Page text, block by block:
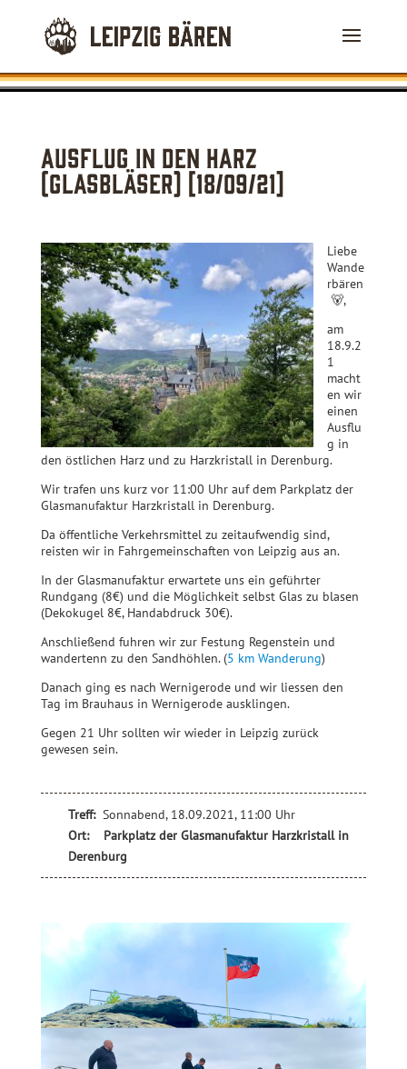
Ausflug in den Harz
(Glasbläser) [18/09/21]
Liebe
Wande
rbären
🐻,
am
18.9.2
1
macht
en wir
einen
Ausflu
g in
den östlichen Harz und zu Harzkristall in Derenburg.
Wir trafen uns kurz vor 11:00 Uhr auf dem Parkplatz der
Glasmanufaktur Harzkristall in Derenburg.
Da öffentliche Verkehrsmittel zu zeitaufwendig sind,
reisten wir in Fahrgemeinschaften von Leipzig aus an.
In der Glasmanufaktur erwartete uns ein geführter
Rundgang (8€) und die Möglichkeit selbst Glas zu blasen
(Dekokugel 8€, Handabdruck 30€).
Anschließend fuhren wir zur Festung Regenstein und
wandertenn zu den Sandhöhlen. (5 km Wanderung)
Danach ging es nach Wernigerode und wir liessen den
Tag im Brauhaus in Wernigerode ausklingen.
Gegen 21 Uhr sollten wir wieder in Leipzig zurück
gewesen sein.
Treff: Sonnabend, 18.09.2021, 11:00 Uhr
Ort:
Parkplatz der Glasmanufaktur Harzkristall in
Derenburg